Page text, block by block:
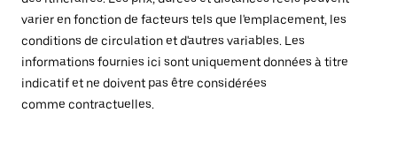
varier en fonction de facteurs tels que l'emplacement, les
conditions de circulation et d'autres variables. Les
informations fournies ici sont uniquement données à titre
indicatif et ne doivent pas être considérées
comme contractuelles.